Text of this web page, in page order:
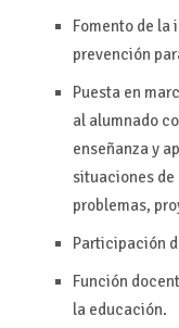
Fomento de la
prevención
Puesta en
al alumnado
enseñanza y
situaciones de
problemas,
Participación
Función
la educación.